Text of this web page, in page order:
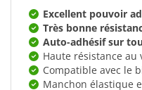
Excellent pouvoir
Très bonne
Auto-adhésif sur
Haute résistance au
Compatible avec le
Manchon élastique